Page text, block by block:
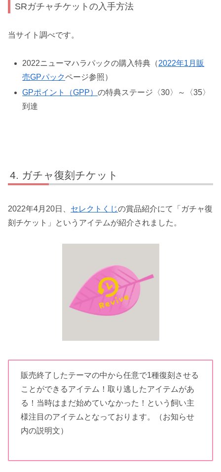
SRガチャチケットの入手方法
当サイト調べです。
2022ニューマハラパックの購入特典（2022年1月販
売GPパックページ参照）
GPポイント（GPP）の特典ステージ〈30〉～〈35〉
到達
ガチャ復刻チケット
2022年4月20日、 セレクトくじの賞品紹介にて「ガチャ復
刻チケット」というアイテムが紹介されました。
販売終了したテーマの中から任意で1種復刻させる
ことができるアイテム！取り逃したアイテムがあ
る！当時はまだ始めていなかった！という飼い主
様注目のアイテムとなっております。（お知らせ
内の説明文）